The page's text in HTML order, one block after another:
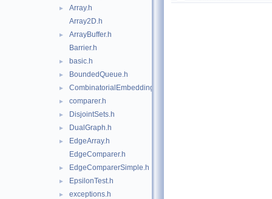
►
Array.h
Array2D.h
►
ArrayBuffer.h
Barrier.h
► basic.h
► BoundedQueue.h
► CombinatorialEmbedding.h
► comparer.h
► DisjointSets.h
► DualGraph.h
►
EdgeArray.h
EdgeComparer.h
► EdgeComparerSimple.h
► EpsilonTest.h
► exceptions.h